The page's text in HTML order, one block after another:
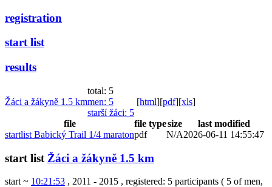
registration
start list
results
Žáci a žákyně 1.5 km
total: 5
men: 5
starší žáci: 5
[html][pdf][xls]
file file typesize
last modified
startlist Babický Trail 1/4 maratonpdf N/A2026-06-11 14:55:47
start list Žáci a žákyně 1.5 km
start ~ 10:21:53 , 2011 - 2015 , registered: 5 participants ( 5 of men,